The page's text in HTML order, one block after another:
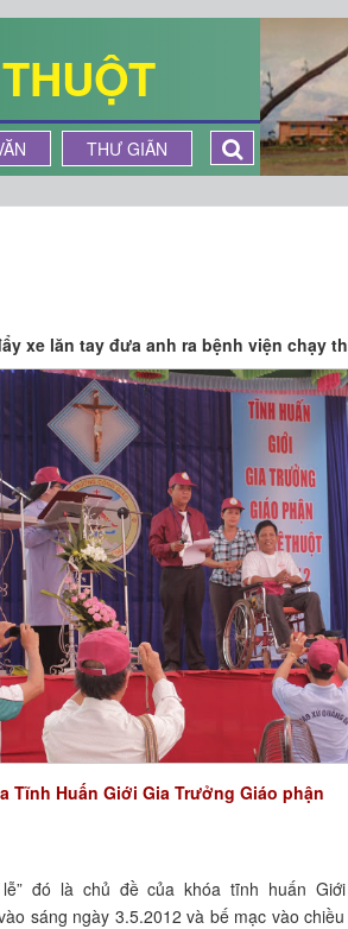
THƯ GIÃN
xe lăn tay đưa anh ra bệnh viện chạy
Tĩnh Huấn Giới Gia Trưởng Giáo phận
đó là chủ đề của khóa tĩnh huấn
sáng ngày 3.5.2012 và bế mạc vào